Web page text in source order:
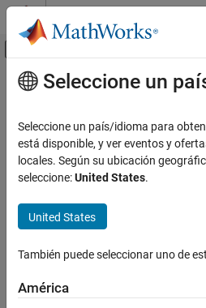
Saltar al contenido
Mostrar/ocultar menú
Recurso
Contenido principal
Seleccione un
Seleccione un país/idioma para
está disponible, y ver eventos y
locales. Según su ubicación
seleccione:United States.
United States
También puede seleccionar uno de
América